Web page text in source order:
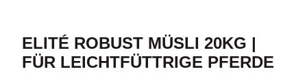
ELITÉ ROBUST MÜSLI 20KG |
FÜR LEICHTFÜTTRIGE PFERDE